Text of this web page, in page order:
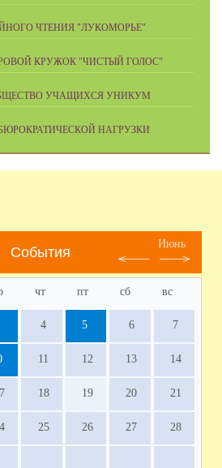
ЧТЕНИЯ "ЛУКОМОРЬЕ"
КРУЖОК "ЧИСТЫЙ ГОЛОС"
УЧАЩИХСЯ УНИКУМ
НАГРУЗКИ
События
Июнь
чт пт сб вс
4 5 6 7
11 12 13 14
18 19 20 21
25 26 27 28